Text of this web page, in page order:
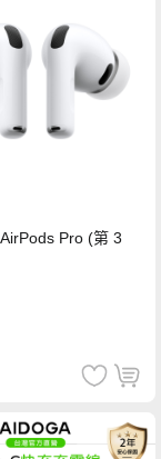
AirPods Pro (第 3